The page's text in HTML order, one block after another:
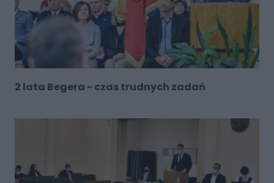
2 lata Begera - czas trudnych zadań